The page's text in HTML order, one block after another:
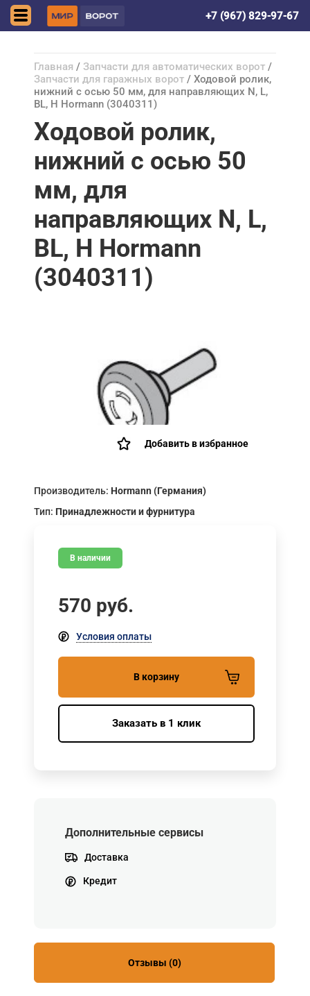
+7 (967) 829-97-67
Главная / Запчасти для автоматических ворот /
Запчасти для гаражных ворот / Ходовой ролик,
нижний с осью 50 мм, для направляющих N, L,
BL, H Hormann (3040311)
Ходовой ролик,
нижний с осью 50
мм, для
направляющих N, L,
BL, H Hormann
(3040311)
Добавить в избранное
Производитель: Hormann (Германия)
Тип: Принадлежности и фурнитура
В наличии
570 руб.
Условия оплаты
В корзину
Заказать в 1 клик
Дополнительные сервисы
Доставка
Кредит
Отзывы (0)